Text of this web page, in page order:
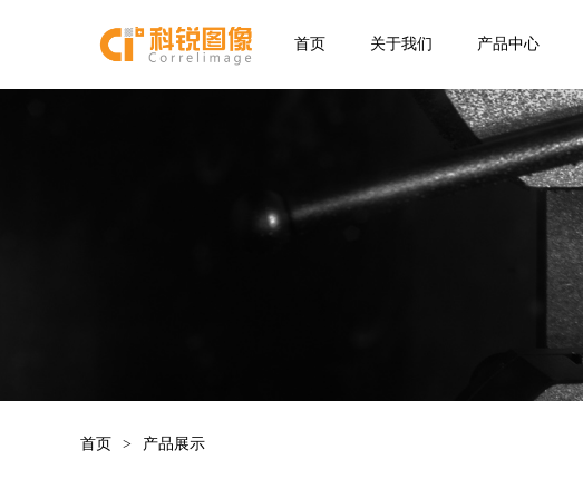
首页 关于我们 产品中心
首页 > 产品展示